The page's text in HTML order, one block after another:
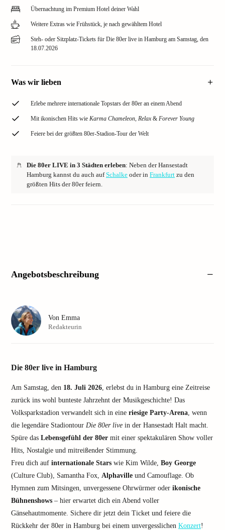
Übernachtung im Premium Hotel deiner Wahl
Weitere Extras wie Frühstück, je nach gewähltem Hotel
Steh- oder Sitzplatz-Tickets für Die 80er live in Hamburg am Samstag, den
18.07.2026
Was wir lieben
Erlebe mehrere internationale Topstars der 80er an einem Abend
Mit ikonischen Hits wie Karma Chameleon, Relax& Forever Young
Feiere bei der größten 80er-Stadion-Tour der Welt
Die 80er LIVE in 3 Städten erleben: Neben der Hansestadt
Hamburg kannst du auch aufSchalke oder in Frankfurt zu den
größten Hits der 80er feiern.
Angebotsbeschreibung
Die 80er live in Hamburg
Am Samstag, den 18. Juli 2026, erlebst du in Hamburg eine Zeitreise
zurück ins wohl bunteste Jahrzehnt der Musikgeschichte! Das
Volksparkstadion verwandelt sich in eine riesige Party-Arena, wenn
die legendäre Stadiontour Die 80er live in der Hansestadt Halt macht.
Spüre das Lebensgefühl der 80er mit einer spektakulären Show voller
Hits, Nostalgie und mitreißender Stimmung.
Freu dich auf internationale Stars wie Kim Wilde, Boy George
(Culture Club), Samantha Fox, Alphaville und Camouflage. Ob
Hymnen zum Mitsingen, unvergessene Ohrwürmer oder ikonische
Bühnenshows – hier erwartet dich ein Abend voller
Gänsehautmomente. Sichere dir jetzt dein Ticket und feiere die
Rückkehr der 80er in Hamburg bei einem unvergesslichen Konzert!
Von Emma
Redakteurin